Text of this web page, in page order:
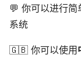
💬 你可以进行
系统
🇬🇧 你可以使用